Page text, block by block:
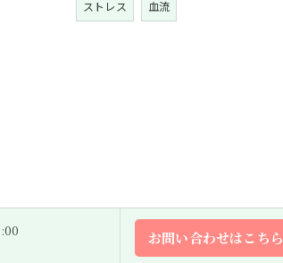
ストレス 血流
お問い合わせはこちら